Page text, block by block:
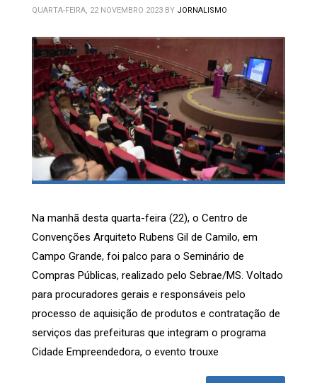
QUARTA-FEIRA, 22 NOVEMBRO 2023 BY JORNALISMO
Na manhã desta quarta-feira (22), o Centro de
Convenções Arquiteto Rubens Gil de Camilo, em
Campo Grande, foi palco para o Seminário de
Compras Públicas, realizado pelo Sebrae/MS. Voltado
para procuradores gerais e responsáveis pelo
processo de aquisição de produtos e contratação de
serviços das prefeituras que integram o programa
Cidade Empreendedora, o evento trouxe